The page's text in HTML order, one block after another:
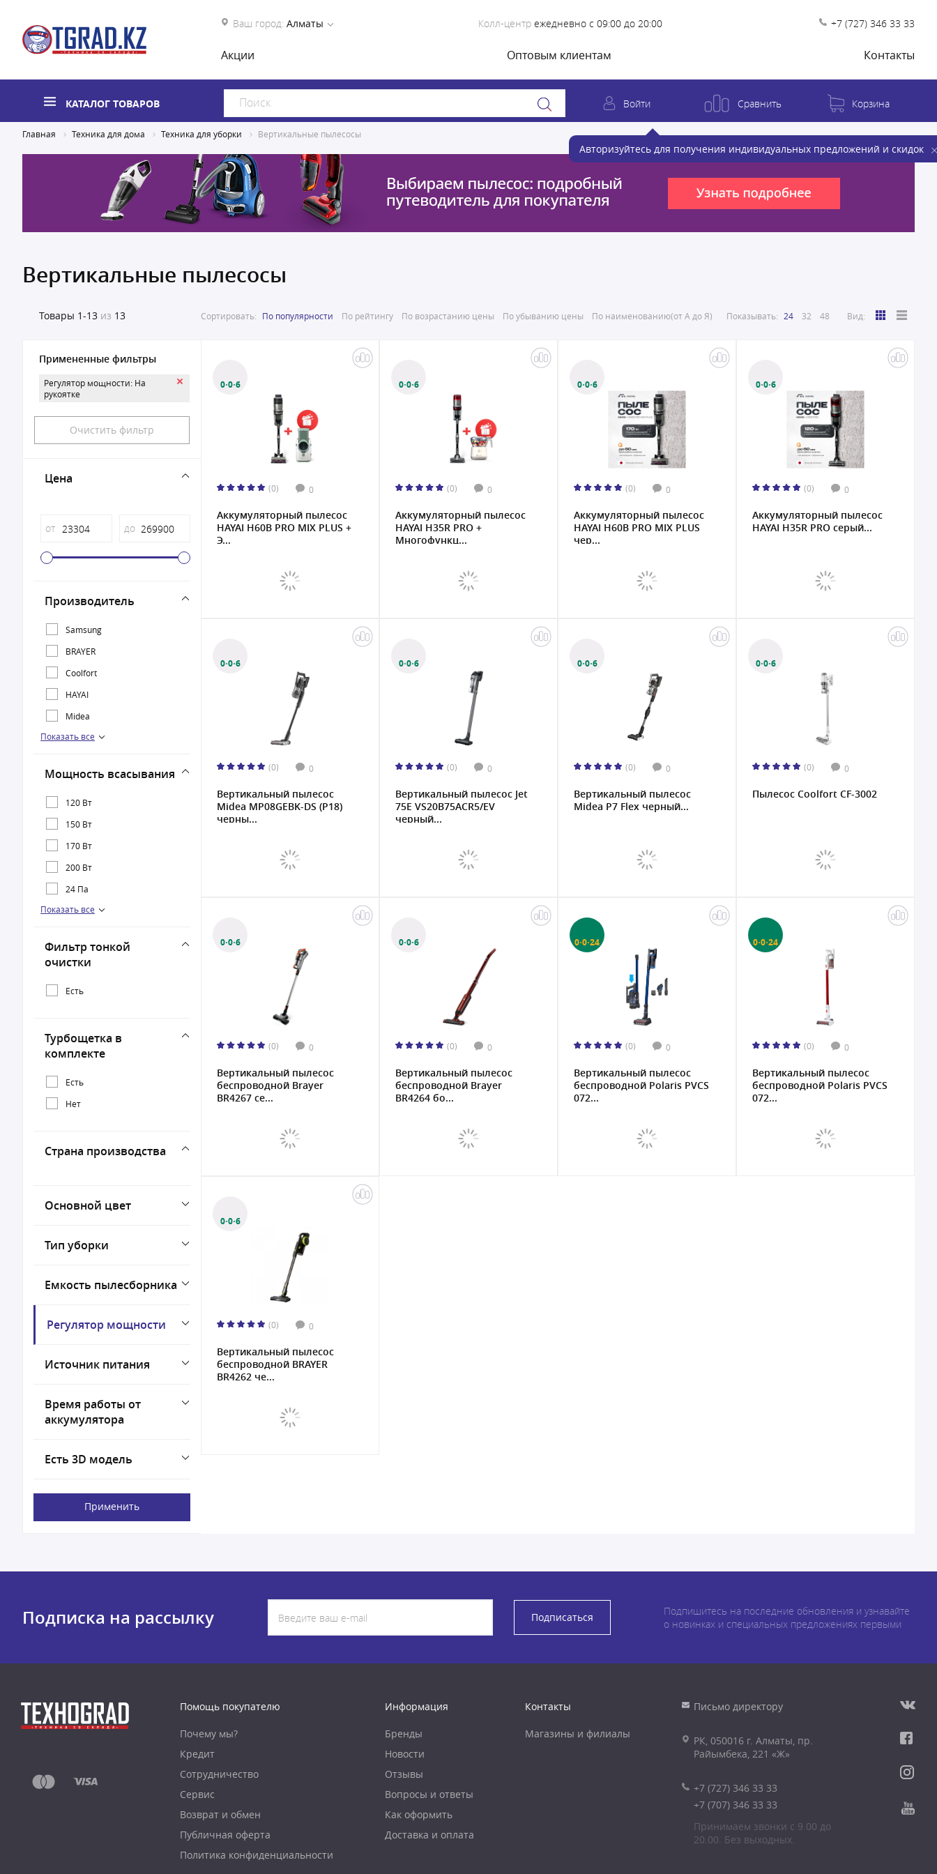
Ваш город: Алматы Колл-центр ежедневно с 09:00 до 20:00 +7 (727) 346 33 33
Акции Оптовым клиентам Контакты
КАТАЛОГ ТОВАРОВ Войти
Авторизуйтесь для получения индивидуальных предложений и скидок
Сравнить Корзина
Главная Техника для дома Техника для уборки Вертикальные пылесосы
Вертикальные пылесосы
Товары 1-13 из 13 Сортировать: По популярности По рейтингу По возрастанию цены По убыванию цены По наименованию(от А до Я) Показывать: 24 32 48 Вид:
Примененные фильтры
Регулятор мощности: На
рукоятке
Очистить фильтр
Цена
от до
Производитель
Samsung
BRAYER
Coolfort
HAYAI
Midea
Polaris
Показать все
Мощность всасывания
120 Вт
150 Вт
170 Вт
200 Вт
24 Па
45 Вт
Показать все
Фильтр тонкой
очистки
Есть
Турбощетка в
комплекте
Есть
Нет
Страна производства
Основной цвет
Тип уборки
Емкость пылесборника
Регулятор мощности
Источник питания
Время работы от
аккумулятора
Есть 3D модель
Применить
0·0·6
(0) 0
Аккумуляторный пылесос
HAYAI H60B PRO MIX PLUS +
Э...
0·0·6
(0) 0
Аккумуляторный пылесос
HAYAI H35R PRO +
Многофункц...
0·0·6
(0) 0
Аккумуляторный пылесос
HAYAI H60B PRO MIX PLUS
чер...
0·0·6
(0) 0
Аккумуляторный пылесос
HAYAI H35R PRO серый...
0·0·6
(0) 0
Вертикальный пылесос
Midea MP08GEBK-DS (P18)
черны...
0·0·6
(0) 0
Вертикальный пылесос Jet
75E VS20B75ACR5/EV
черный...
0·0·6
(0) 0
Вертикальный пылесос
Midea P7 Flex черный...
0·0·6
(0) 0
Пылесос Coolfort CF-3002
0·0·6
(0) 0
Вертикальный пылесос
беспроводной Brayer
BR4267 се...
0·0·6
(0) 0
Вертикальный пылесос
беспроводной Brayer
BR4264 бо...
0·0·24
(0) 0
Вертикальный пылесос
беспроводной Polaris PVCS
072...
0·0·24
(0) 0
Вертикальный пылесос
беспроводной Polaris PVCS
072...
0·0·6
(0) 0
Вертикальный пылесос
беспроводной BRAYER
BR4262 че...
Подписка на рассылку Подписаться
Подпишитесь на последние обновления и узнавайте
о новинках и специальных предложениях первыми
Помощь покупателю
Почему мы?
Кредит
Сотрудничество
Сервис
Возврат и обмен
Публичная оферта
Политика конфиденциальности
Информация
Бренды
Новости
Отзывы
Вопросы и ответы
Как оформить
Доставка и оплата
Контакты
Магазины и филиалы
Письмо директору
РК, 050016 г. Алматы, пр.
Райымбека, 221 «Ж»
+7 (727) 346 33 33
+7 (707) 346 33 33
Принимаем звонки с 9.00 до
20.00. Без выходных.